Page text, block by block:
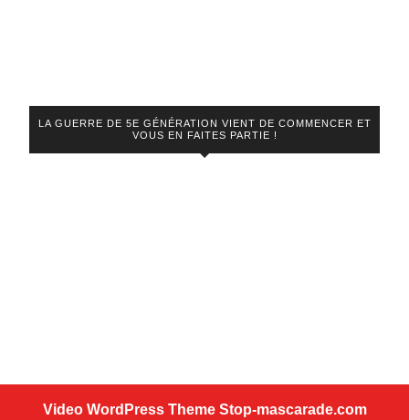
LA GUERRE DE 5E GÉNÉRATION VIENT DE COMMENCER ET
VOUS EN FAITES PARTIE !
Video WordPress ThemeStop-mascarade.com